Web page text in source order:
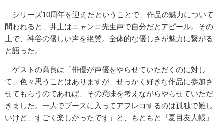
シリーズ10周年を迎えたということで、作品の魅力について
問われると、井上はニャンコ先生声で自分だとアピール。その
上で、神谷の優しい声を絶賛。全体的な優しさが魅力に繋がる
と語った。
ゲストの高良は「俳優が声優をやらせていただくのに対し
て、色々思うことはありますが、せっかく好きな作品に参加さ
せてもらうのであれば、その意味を考えながらやらせていただ
きました。一人でブースに入ってアフレコするのは孤独で難し
いけど、すごく楽しかったです」と、もともと『夏目友人帳』